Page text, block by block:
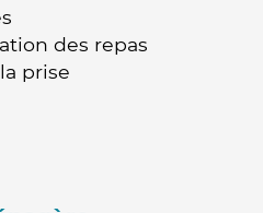
des repas
prise